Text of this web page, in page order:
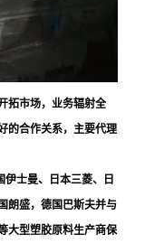
拓市场，业务辐射全
的合作关系，主要代理
士曼、日本三菱、日
朗盛，德国巴斯夫并与
大型塑胶原料生产商保